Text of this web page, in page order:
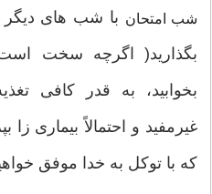
شب امتحان با شب های دیگر
بگذارید( اگرچه سخت
بخوابید، به قدر كافی
غیرمفید و احتمالاً بیماری زا
كه با توكل به خدا موفق